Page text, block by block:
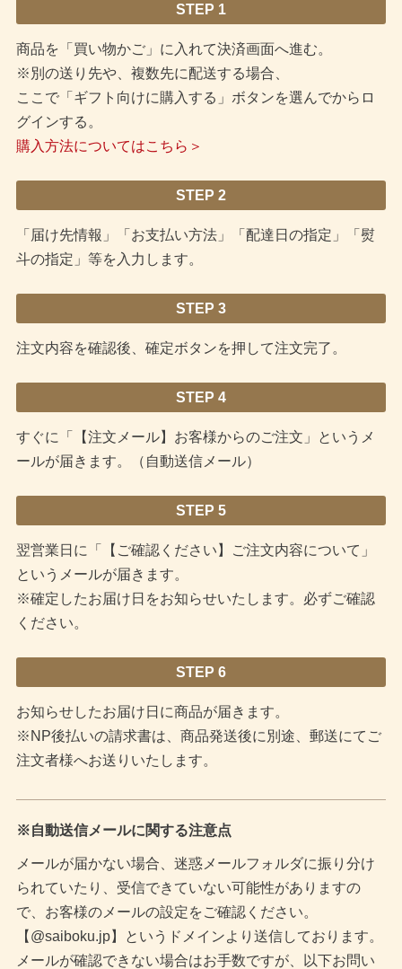
STEP 1
商品を「買い物かご」に入れて決済画面へ進む。
※別の送り先や、複数先に配送する場合、
ここで「ギフト向けに購入する」ボタンを選んでからロ
グインする。
購入方法についてはこちら＞
STEP 2
「届け先情報」「お支払い方法」「配達日の指定」「熨
斗の指定」等を入力します。
STEP 3
注文内容を確認後、確定ボタンを押して注文完了。
STEP 4
すぐに「【注文メール】お客様からのご注文」というメ
ールが届きます。（自動送信メール）
STEP 5
翌営業日に「【ご確認ください】ご注文内容について」
というメールが届きます。
※確定したお届け日をお知らせいたします。必ずご確認
ください。
STEP 6
お知らせしたお届け日に商品が届きます。
※NP後払いの請求書は、商品発送後に別途、郵送にてご
注文者様へお送りいたします。
※自動送信メールに関する注意点
メールが届かない場合、迷惑メールフォルダに振り分け
られていたり、受信できていない可能性がありますの
で、お客様のメールの設定をご確認ください。
【@saiboku.jp】というドメインより送信しております。
メールが確認できない場合はお手数ですが、以下お問い